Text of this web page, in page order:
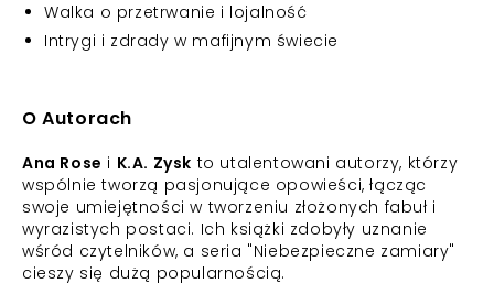
Walka o przetrwanie i lojalność
Intrygi i zdrady w mafijnym świecie
O Autorach
Ana Rose i K.A. Zysk to utalentowani autorzy, którzy
wspólnie tworzą pasjonujące opowieści, łącząc
swoje umiejętności w tworzeniu złożonych fabuł i
wyrazistych postaci. Ich książki zdobyły uznanie
wśród czytelników, a seria "Niebezpieczne zamiary"
cieszy się dużą popularnością.